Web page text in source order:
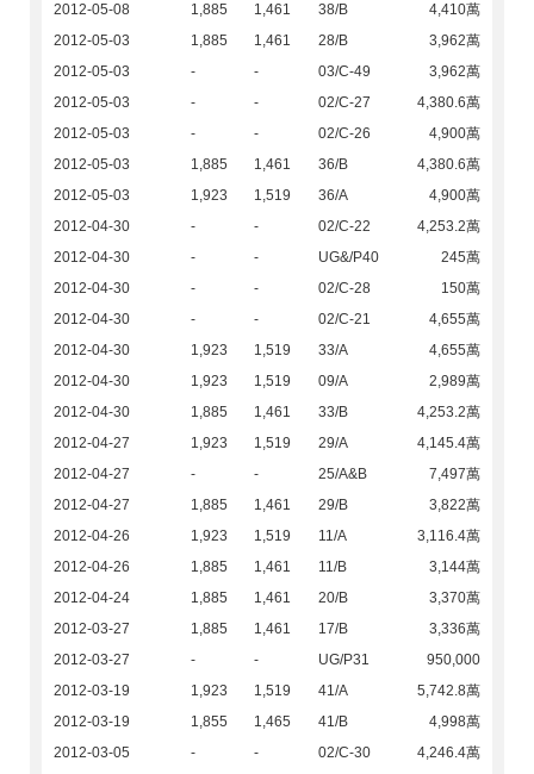
2012-05-08
1,885 1,461 38/B
4,410萬
2012-05-03
1,885 1,461 28/B
3,962萬
2012-05-03
- - 03/C-49
3,962萬
2012-05-03
- - 02/C-27
4,380.6萬
2012-05-03
- - 02/C-26
4,900萬
2012-05-03
1,885 1,461 36/B
4,380.6萬
2012-05-03
1,923 1,519 36/A
4,900萬
2012-04-30
- - 02/C-22
4,253.2萬
2012-04-30
- - UG&/P40
245萬
2012-04-30
- - 02/C-28
150萬
2012-04-30
- - 02/C-21
4,655萬
2012-04-30
1,923 1,519 33/A
4,655萬
2012-04-30
1,923 1,519 09/A
2,989萬
2012-04-30
1,885 1,461 33/B
4,253.2萬
2012-04-27
1,923 1,519 29/A
4,145.4萬
2012-04-27
- - 25/A&B
7,497萬
2012-04-27
1,885 1,461 29/B
3,822萬
2012-04-26
1,923 1,519 11/A
3,116.4萬
2012-04-26
1,885 1,461 11/B
3,144萬
2012-04-24
1,885 1,461 20/B
3,370萬
2012-03-27
1,885 1,461 17/B
3,336萬
2012-03-27
- - UG/P31
950,000
2012-03-19
1,923 1,519 41/A
5,742.8萬
2012-03-19
1,855 1,465 41/B
4,998萬
2012-03-05
- - 02/C-30
4,246.4萬